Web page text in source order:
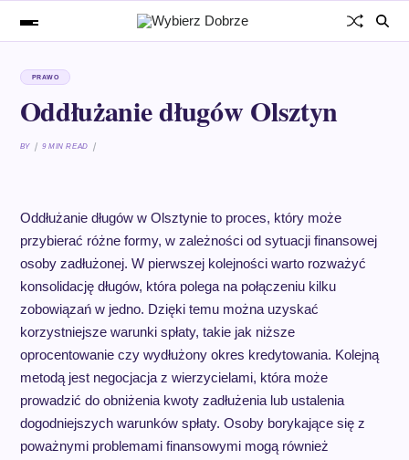
PRAWO
Oddłużanie długów Olsztyn
BY 9 MIN READ
Oddłużanie długów w Olsztynie to proces, który może
przybierać różne formy, w zależności od sytuacji finansowej
osoby zadłużonej. W pierwszej kolejności warto rozważyć
konsolidację długów, która polega na połączeniu kilku
zobowiązań w jedno. Dzięki temu można uzyskać
korzystniejsze warunki spłaty, takie jak niższe
oprocentowanie czy wydłużony okres kredytowania. Kolejną
metodą jest negocjacja z wierzycielami, która może
prowadzić do obniżenia kwoty zadłużenia lub ustalenia
dogodniejszych warunków spłaty. Osoby borykające się z
poważnymi problemami finansowymi mogą również